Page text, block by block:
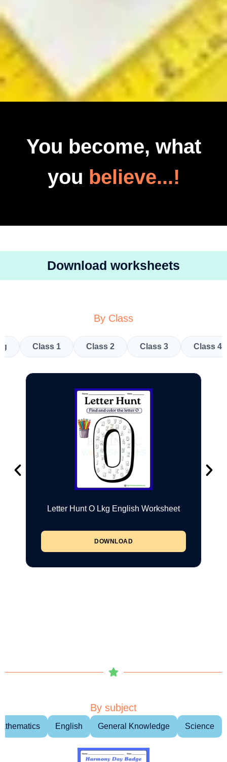
You become, what
you believe...!
Download worksheets
By Class
Class 1 Class 2 Class 3 Class 4
Letter Hunt O Lkg English Worksheet
DOWNLOAD
By subject
English General Knowledge Science